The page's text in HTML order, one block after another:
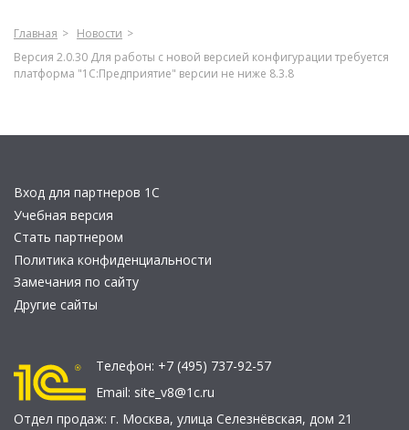
Главная
Новости
Версия 2.0.30 Для работы с новой версией конфигурации требуется
платформа "1С:Предприятие" версии не ниже 8.3.8
Вход для партнеров 1С
Учебная версия
Стать партнером
Политика конфиденциальности
Замечания по сайту
Другие сайты
Телефон: +7 (495) 737-92-57
Email: site_v8@1c.ru
Отдел продаж: г. Москва, улица Селезнёвская, дом 21